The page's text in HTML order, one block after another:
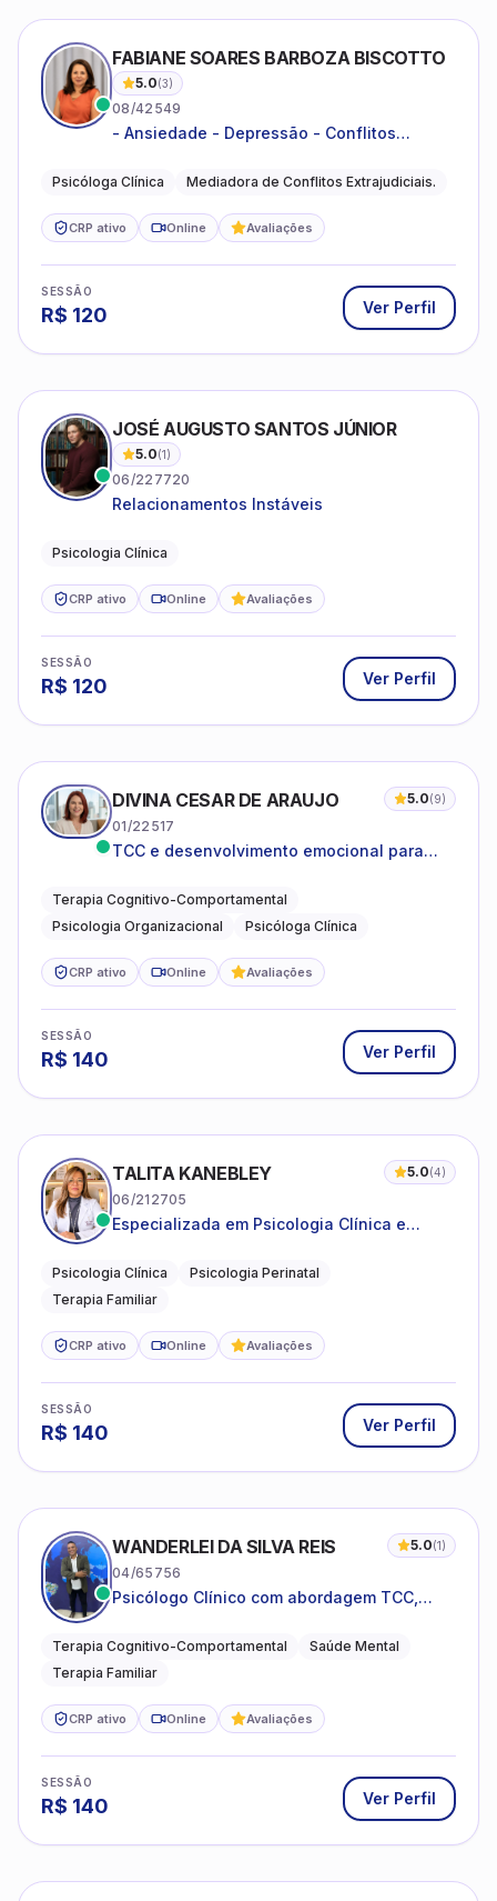
FABIANE SOARES BARBOZA BISCOTTO
5.0(3)
08/42549
- Ansiedade - Depressão - Conflitos
relacionamentos - Autoestima -
Psicóloga Clínica Mediadora de Conflitos Extrajudiciais.
CRP ativo Online Avaliações
SESSÃO
R$ 120 Ver Perfil
JOSÉ AUGUSTO SANTOS JÚNIOR
5.0(1)
06/227720
Relacionamentos Instáveis
Psicologia Clínica
CRP ativo Online Avaliações
SESSÃO
R$ 120 Ver Perfil
DIVINA CESAR DE ARAUJO 5.0(9)
01/22517
TCC e desenvolvimento emocional para
Terapia Cognitivo-Comportamental
Psicologia Organizacional
Psicóloga Clínica
CRP ativo Online Avaliações
SESSÃO
R$ 140 Ver Perfil
TALITA KANEBLEY 5.0(4)
06/212705
Especializada em Psicologia Clínica e
famílias
Psicologia Clínica
Psicologia Perinatal
Terapia Familiar
CRP ativo Online Avaliações
SESSÃO
R$ 140 Ver Perfil
WANDERLEI DA SILVA REIS 5.0(1)
04/65756
Psicólogo Clínico com abordagem TCC,
sistêmica
Terapia Cognitivo-Comportamental
Saúde Mental
Terapia Familiar
CRP ativo Online Avaliações
SESSÃO
R$ 140 Ver Perfil